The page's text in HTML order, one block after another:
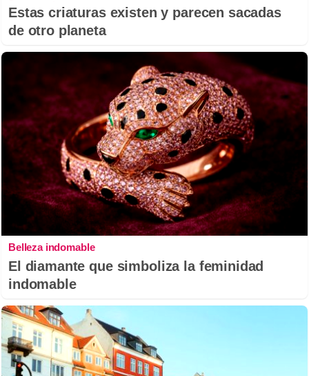
Estas criaturas existen y parecen sacadas
de otro planeta
Belleza indomable
El diamante que simboliza la feminidad
indomable